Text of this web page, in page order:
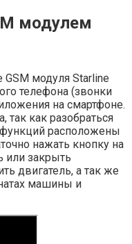
модулем
GSM модуля Starline
телефона (звонки
на смартфоне.
как разобраться
функций расположены
нажать кнопку на
или закрыть
двигатель, а так же
машины и